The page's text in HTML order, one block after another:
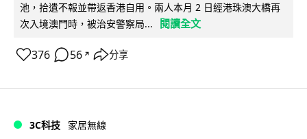
池，拾遺不報並帶返香港自用。兩人本月 2 日經港珠澳大橋再
次入境澳門時，被治安警察局...
閱讀全文
376 56 ↗ 分享
3C科技 家居無線